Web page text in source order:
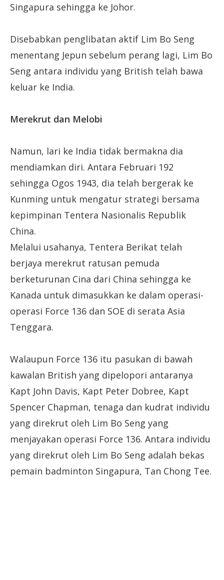
Singapura sehingga ke Johor.
Disebabkan penglibatan aktif Lim Bo Seng
menentang Jepun sebelum perang lagi, Lim Bo
Seng antara individu yang British telah bawa
keluar ke India.
Merekrut dan Melobi
Namun, lari ke India tidak bermakna dia
mendiamkan diri. Antara Februari 192
sehingga Ogos 1943, dia telah bergerak ke
Kunming untuk mengatur strategi bersama
kepimpinan Tentera Nasionalis Republik
China.
Melalui usahanya, Tentera Berikat telah
berjaya merekrut ratusan pemuda
berketurunan Cina dari China sehingga ke
Kanada untuk dimasukkan ke dalam operasi-
operasi Force 136 dan SOE di serata Asia
Tenggara.
Walaupun Force 136 itu pasukan di bawah
kawalan British yang dipelopori antaranya
Kapt John Davis, Kapt Peter Dobree, Kapt
Spencer Chapman, tenaga dan kudrat individu
yang direkrut oleh Lim Bo Seng yang
menjayakan operasi Force 136. Antara individu
yang direkrut oleh Lim Bo Seng adalah bekas
pemain badminton Singapura, Tan Chong Tee.